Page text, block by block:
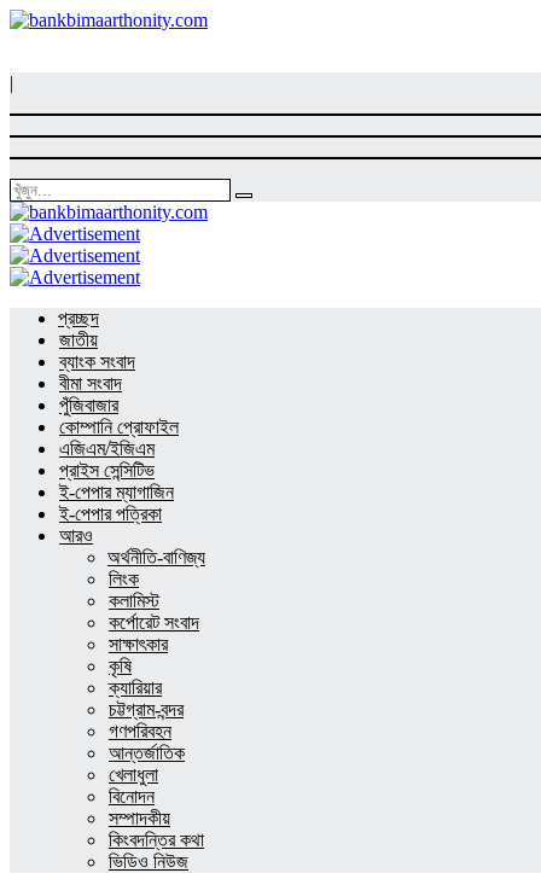
|
প্রচ্ছদ
জাতীয়
ব্যাংক সংবাদ
বীমা সংবাদ
পুঁজিবাজার
কোম্পানি প্রোফাইল
এজিএম/ইজিএম
প্রাইস সেন্সিটিভ
ই-পেপার ম্যাগাজিন
ই-পেপার পত্রিকা
আরও
অর্থনীতি-বাণিজ্য
লিংক
কলামিস্ট
কর্পোরেট সংবাদ
সাক্ষাৎকার
কৃষি
ক্যারিয়ার
চট্টগ্রাম-বন্দর
গণপরিবহন
আন্তর্জাতিক
খেলাধুলা
বিনোদন
সম্পাদকীয়
কিংবদন্তির কথা
ভিডিও নিউজ